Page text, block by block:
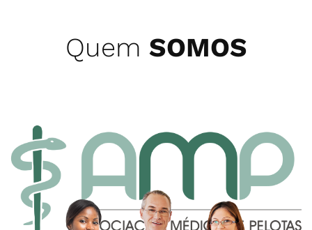
Quem SOMOS